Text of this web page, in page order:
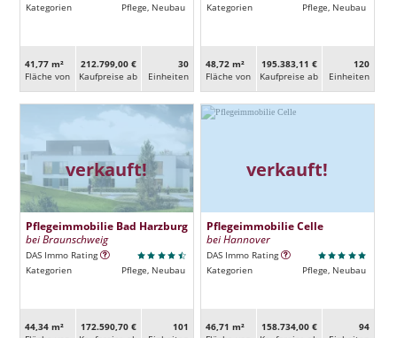
Kategorien
Pflege, Neubau
41,77 m²
Fläche von
212.799,00 €
Kaufpreise ab
30
Ein­heiten
Kategorien
Pflege, Neubau
48,72 m²
Fläche von
195.383,11 €
Kaufpreise ab
120
Ein­heiten
verkauft!
Pflegeimmobilie Bad Harzburg
bei Braunschweig
DAS Immo Rating
Kategorien
Pflege, Neubau
44,34 m²
172.590,70 €
101
verkauft!
Pflegeimmobilie Celle
bei Hannover
DAS Immo Rating
Kategorien
Pflege, Neubau
46,71 m²
158.734,00 €
94